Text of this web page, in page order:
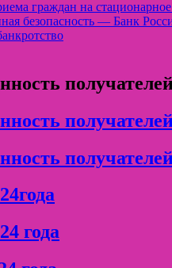
граждан на
безопасность — Банк
года